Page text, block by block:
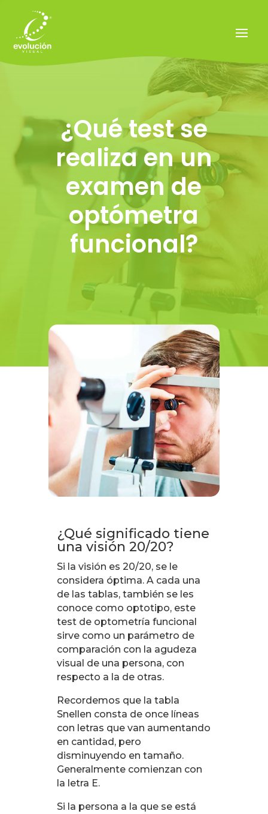
¿Qué test se
realiza en un
examen de
optómetra
funcional?
¿Qué significado tiene
una visión 20/20?
Si la visión es 20/20, se le
considera óptima. A cada una
de las tablas, también se les
conoce como optotipo, este
test de optometría funcional
sirve como un parámetro de
comparación con la agudeza
visual de una persona, con
respecto a la de otras.
Recordemos que la tabla
Snellen consta de once líneas
con letras que van aumentando
en cantidad, pero
disminuyendo en tamaño.
Generalmente comienzan con
la letra E.
Si la persona a la que se está